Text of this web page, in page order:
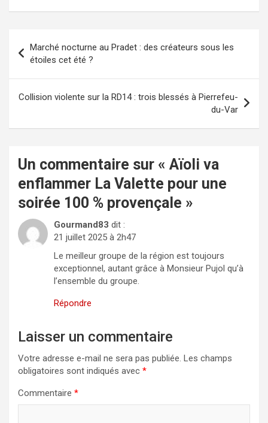
de
l’article
Marché nocturne au Pradet : des créateurs sous les
étoiles cet été ?
Collision violente sur la RD14 : trois blessés à Pierrefeu-
du-Var
Un commentaire sur « Aïoli va
enflammer La Valette pour une
soirée 100 % provençale »
Gourmand83 dit :
21 juillet 2025 à 2h47
Le meilleur groupe de la région est toujours
exceptionnel, autant grâce à Monsieur Pujol qu’à
l’ensemble du groupe.
Répondre
Laisser un commentaire
Votre adresse e-mail ne sera pas publiée. Les champs
obligatoires sont indiqués avec *
Commentaire *